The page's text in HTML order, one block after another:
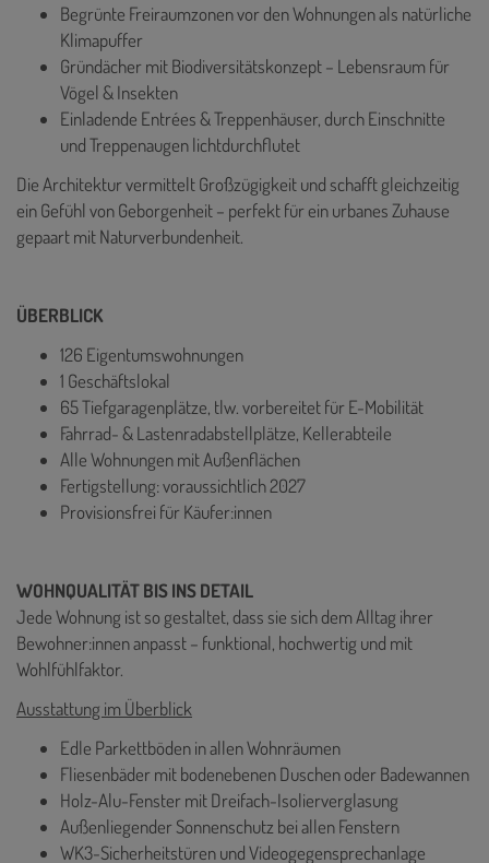
Begrünte Freiraumzonen vor den Wohnungen als natürliche
Klimapuffer
Gründächer mit Biodiversitätskonzept – Lebensraum für
Vögel & Insekten
Einladende Entrées & Treppenhäuser, durch Einschnitte
und Treppenaugen lichtdurchflutet
Die Architektur vermittelt Großzügigkeit und schafft gleichzeitig
ein Gefühl von Geborgenheit – perfekt für ein urbanes Zuhause
gepaart mit Naturverbundenheit.
ÜBERBLICK
126 Eigentumswohnungen
1 Geschäftslokal
65 Tiefgaragenplätze, tlw. vorbereitet für E-Mobilität
Fahrrad- & Lastenradabstellplätze, Kellerabteile
Alle Wohnungen mit Außenflächen
Fertigstellung: voraussichtlich 2027
Provisionsfrei für Käufer:innen
WOHNQUALITÄT BIS INS DETAIL
Jede Wohnung ist so gestaltet, dass sie sich dem Alltag ihrer
Bewohner:innen anpasst – funktional, hochwertig und mit
Wohlfühlfaktor.
Ausstattung im Überblick
Edle Parkettböden in allen Wohnräumen
Fliesenbäder mit bodenebenen Duschen oder Badewannen
Holz-Alu-Fenster mit Dreifach-Isolierverglasung
Außenliegender Sonnenschutz bei allen Fenstern
WK3-Sicherheitstüren und Videogegensprechanlage